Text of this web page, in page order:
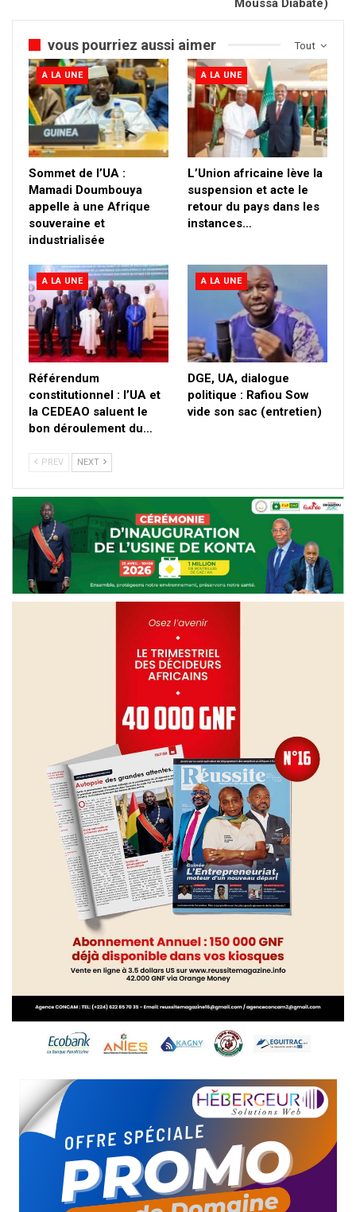
Moussa Diabaté)
Tout
vous pourriez aussi aimer
A LA UNE
Sommet de l’UA :
Mamadi Doumbouya
appelle à une Afrique
souveraine et
industrialisée
A LA UNE
L’Union africaine lève la
suspension et acte le
retour du pays dans les
instances…
A LA UNE
Référendum
constitutionnel : l’UA et
la CEDEAO saluent le
bon déroulement du…
A LA UNE
DGE, UA, dialogue
politique : Rafiou Sow
vide son sac (entretien)
PREV NEXT